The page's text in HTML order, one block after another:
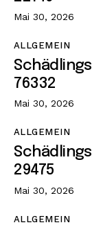
Mai 30, 2026
ALLGEMEIN
76332
Mai 30, 2026
ALLGEMEIN
29475
Mai 30, 2026
ALLGEMEIN